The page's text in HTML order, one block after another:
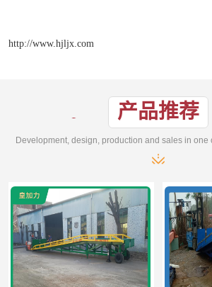
http://www.hjljx.com
产品推荐